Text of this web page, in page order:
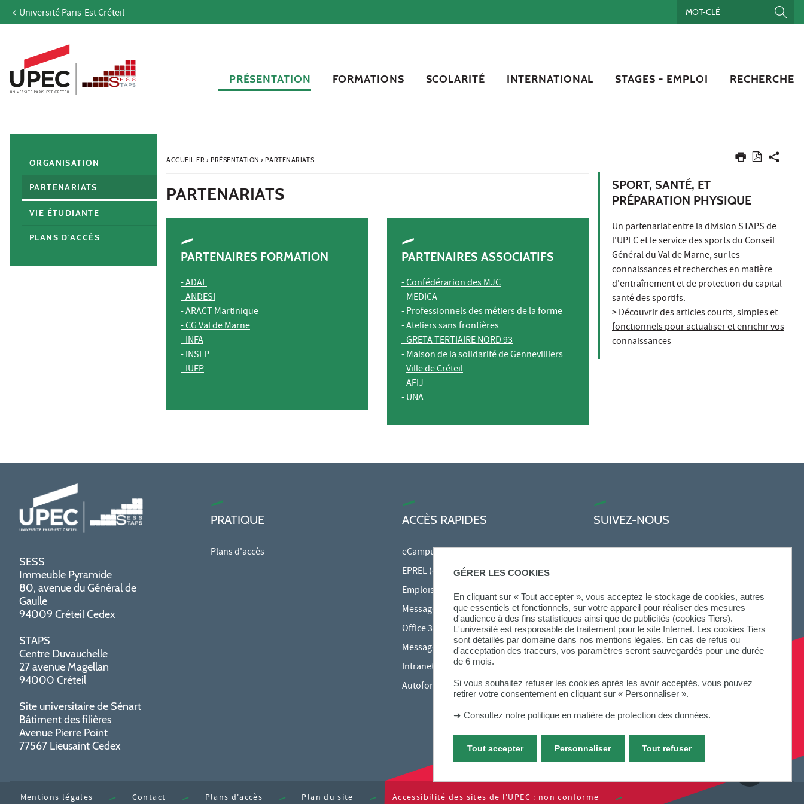
GÉRER LES COOKIES
En cliquant sur « Tout accepter », vous acceptez le stockage de cookies, autres
que essentiels et fonctionnels, sur votre appareil pour réaliser des mesures
d'audience à des fins statistiques ainsi que de publicités (cookies Tiers).
L'université est responsable de traitement pour le site Internet. Les cookies Tiers
sont détaillés par domaine dans nos mentions légales. En cas de refus ou
d'acceptation des traceurs, vos paramètres seront sauvegardés pour une durée
de 6 mois.
Si vous souhaitez refuser les cookies après les avoir acceptés, vous pouvez
retirer votre consentement en cliquant sur « Personnaliser ».
➜ Consultez notre politique en matière de protection des données.
Tout accepter Tout refuser
Personnaliser
Aller au contenu
Accès directs
Recherche
Navigation secondaire
Université Paris-Est Créteil
PRÉSENTATION FORMATIONS SCOLARITÉ INTERNATIONAL STAGES - EMPLOI RECHERCHE
ACCUEIL FR› PRÉSENTATION› PARTENARIATS
PARTENARIATS
PARTENAIRES FORMATION
- ADAL
- ANDESI
- ARACT Martinique
- CG Val de Marne
- INFA
- INSEP
- IUFP
PARTENAIRES ASSOCIATIFS
- Confédérarion des MJC
- MEDICA
- Professionnels des métiers de la forme
- Ateliers sans frontières
- GRETA TERTIAIRE NORD 93
-Maison de la solidarité de Gennevilliers
-Ville de Créteil
- AFIJ
-UNA
SPORT, SANTÉ, ET
PRÉPARATION PHYSIQUE
Un partenariat entre la division STAPS de
l'UPEC et le service des sports du Conseil
Général du Val de Marne, sur les
connaissances et recherches en matière
d'entraînement et de protection du capital
santé des sportifs.
> Découvrir des articles courts, simples et
fonctionnels pour actualiser et enrichir vos
connaissances
ORGANISATION
PARTENARIATS
VIE ÉTUDIANTE
PLANS D'ACCÈS
SESS
Immeuble Pyramide
80, avenue du Général de
Gaulle
94009 Créteil Cedex
STAPS
Centre Duvauchelle
27 avenue Magellan
94000 Créteil
Site universitaire de Sénart
Bâtiment des filières
Avenue Pierre Point
77567 Lieusaint Cedex
PRATIQUE
Plans d'accès
ACCÈS RAPIDES
eCampus
EPREL (cours en ligne)
Emplois du temps en ligne (ADE)
Messagerie étudiante
Office 365
Messagerie des personnels
Intranet des personnels
Autoformations bureautiques
SUIVEZ-NOUS
Mentions légales Contact Plans d'accès Plan du site Accessibilité des sites de l'UPEC : non conforme